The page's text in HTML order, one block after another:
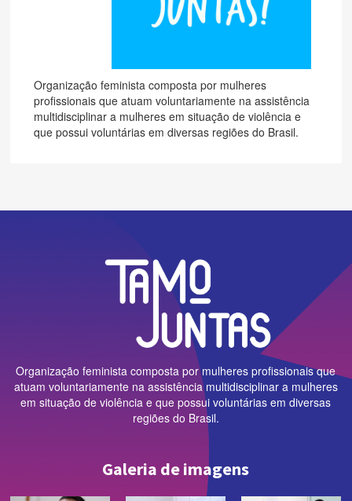
Organização feminista composta por mulheres
profissionais que atuam voluntariamente na assistência
multidisciplinar a mulheres em situação de violência e
que possui voluntárias em diversas regiões do Brasil.
Organização feminista composta por mulheres profissionais que
atuam voluntariamente na assistência multidisciplinar a mulheres
em situação de violência e que possui voluntárias em diversas
regiões do Brasil.
Galeria de imagens